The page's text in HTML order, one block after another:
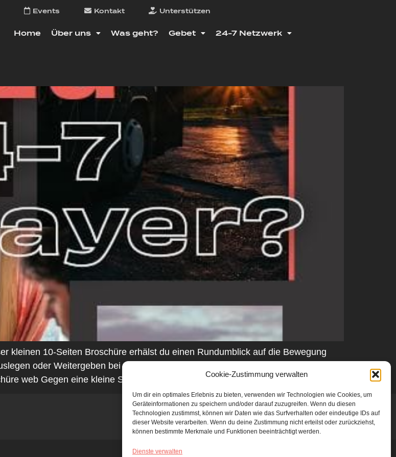
Cookie-Zustimmung verwalten
Um dir ein optimales Erlebnis zu bieten, verwenden wir Technologien wie Cookies, um
Geräteinformationen zu speichern und/oder darauf zuzugreifen. Wenn du diesen
Technologien zustimmst, können wir Daten wie das Surfverhalten oder eindeutige IDs auf
dieser Website verarbeiten. Wenn du deine Zustimmung nicht erteilst oder zurückziehst,
können bestimmte Merkmale und Funktionen beeinträchtigt werden.
Dienste verwalten
Events Kontakt Unterstützen
Home Über uns Was geht? Gebet 24-7 Netzwerk
kleinen 10-Seiten Broschüre erhälst du einen Rundumblick auf die Bewegung
oder Weitergeben bei Events oder laufenden Gebetsräumen. Spread the
web Gegen eine kleine Spende schicken […]